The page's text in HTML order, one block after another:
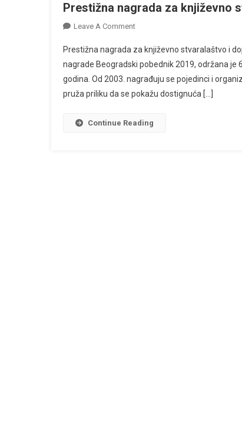
Prestižna nagrada za književno
Leave A CommentOn
Nagrada
Za
Književno
Stvaralaštvo
Prestižna nagrada za književno stvaralaštvo i
nagrade Beogradski pobednik 2019, održana je
godina. Od 2003. nagrađuju se pojedinci i
pruža priliku da se pokažu dostignuća […]
Continue Reading